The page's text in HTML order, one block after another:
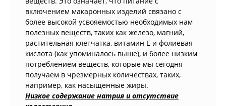
включением макаронных изделий связано с
более высокой усвояемостью необходимых нам
полезных веществ, таких как железо, магний,
растительная клетчатка, витамин Е и фолиевая
кислота (как упоминалось выше), и более низким
потреблением веществ, которые мы сегодня
получаем в чрезмерных количествах, таких,
например, как насыщенные жиры.
Низкое содержание натрия и отсутствие